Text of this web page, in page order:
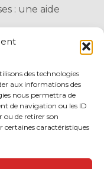
des technologies
aux informations des
nous permettra de
de navigation ou les ID
ou de retirer son
caractéristiques
: une aide